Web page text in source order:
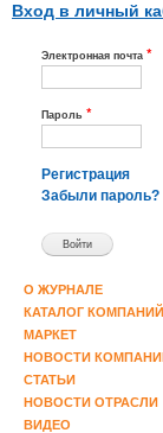
Вход в личный
Электронная почта *
Пароль *
Регистрация
Забыли пароль?
О ЖУРНАЛЕ
КАТАЛОГ КОМПАНИЙ
МАРКЕТ
НОВОСТИ
СТАТЬИ
НОВОСТИ ОТРАСЛИ
ВИДЕО